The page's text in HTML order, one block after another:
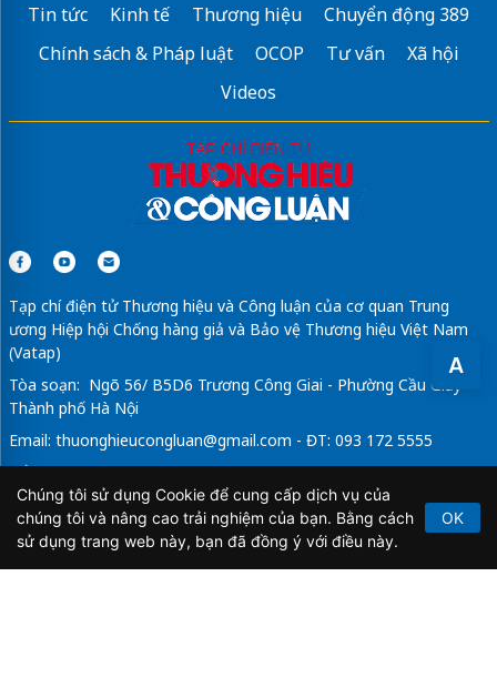
A
Tin tức Kinh tế Thương hiệu
Chuyển động 389
Chính sách & Pháp luật
OCOP Tư vấn
Xã hội
Videos
Tạp chí điện tử Thương hiệu và Công luận của cơ quan Trung
ương Hiệp hội Chống hàng giả và Bảo vệ Thương hiệu Việt Nam
(Vatap)
Tòa soạn: Ngõ 56/ B5D6 Trương Công Giai - Phường Cầu Giấy -
Thành phố Hà Nội
Email: thuonghieucongluan@gmail.com - ĐT: 093 172 5555
Tổng Biên Tập: Vũ Đức Thuận
Giấy phép hoạt động báo chí điện tử số 64/GP-BTTTT do Bộ
Thông tin và Truyền thông cấp ngày 21/2/2020.
Chúng tôi sử dụng Cookie để cung cấp dịch vụ của
chúng tôi và nâng cao trải nghiệm của bạn. Bằng cách
sử dụng trang web này, bạn đã đồng ý với điều này.
OK